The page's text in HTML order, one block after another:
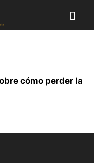
cómo perder la